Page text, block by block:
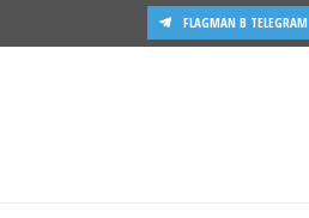
FLAGMAN В TELEGRAM